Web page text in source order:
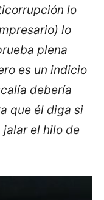
lo
lo
plena
es un indicio
debería
que él diga si
el hilo de